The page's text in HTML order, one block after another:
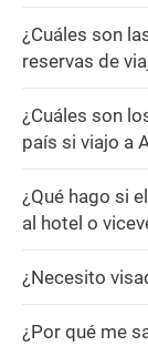
¿Cuáles son
reservas de
¿Cuáles son
país si viajo a
¿Qué hago si
al hotel o
¿Necesito
¿Por qué me